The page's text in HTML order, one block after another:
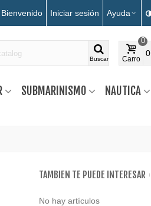
Bienvenido Iniciar sesión Ayuda
Buscar Carro
0
0
SUBMARINISMO
NAUTICA
TAMBIEN TE PUEDE INTERESAR
No hay artículos